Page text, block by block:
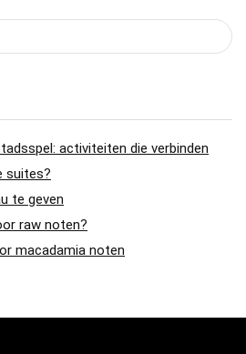
activiteiten die verbinden
suites?
te geven
raw noten?
macadamia noten